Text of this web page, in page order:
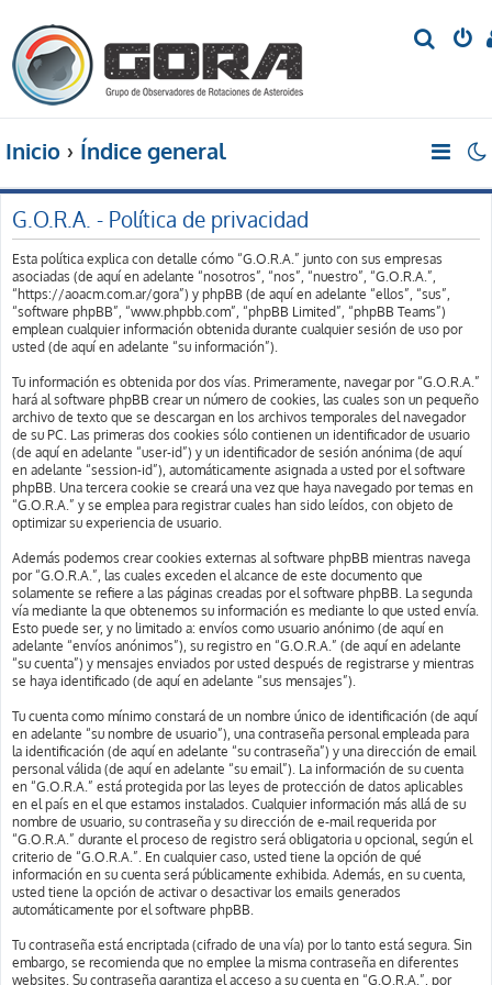
r
Inicio Índice general
G.O.R.A. - Política de privacidad
Esta política explica con detalle cómo “G.O.R.A.” junto con sus empresas
asociadas (de aquí en adelante “nosotros”, “nos”, “nuestro”, “G.O.R.A.”,
“https://aoacm.com.ar/gora”) y phpBB (de aquí en adelante “ellos”, “sus”,
“software phpBB”, “www.phpbb.com”, “phpBB Limited”, “phpBB Teams”)
emplean cualquier información obtenida durante cualquier sesión de uso por
usted (de aquí en adelante “su información”).
Tu información es obtenida por dos vías. Primeramente, navegar por “G.O.R.A.”
hará al software phpBB crear un número de cookies, las cuales son un pequeño
archivo de texto que se descargan en los archivos temporales del navegador
de su PC. Las primeras dos cookies sólo contienen un identificador de usuario
(de aquí en adelante “user-id”) y un identificador de sesión anónima (de aquí
en adelante “session-id”), automáticamente asignada a usted por el software
phpBB. Una tercera cookie se creará una vez que haya navegado por temas en
“G.O.R.A.” y se emplea para registrar cuales han sido leídos, con objeto de
optimizar su experiencia de usuario.
Además podemos crear cookies externas al software phpBB mientras navega
por “G.O.R.A.”, las cuales exceden el alcance de este documento que
solamente se refiere a las páginas creadas por el software phpBB. La segunda
vía mediante la que obtenemos su información es mediante lo que usted envía.
Esto puede ser, y no limitado a: envíos como usuario anónimo (de aquí en
adelante “envíos anónimos”), su registro en “G.O.R.A.” (de aquí en adelante
“su cuenta”) y mensajes enviados por usted después de registrarse y mientras
se haya identificado (de aquí en adelante “sus mensajes”).
Tu cuenta como mínimo constará de un nombre único de identificación (de aquí
en adelante “su nombre de usuario”), una contraseña personal empleada para
la identificación (de aquí en adelante “su contraseña”) y una dirección de email
personal válida (de aquí en adelante “su email”). La información de su cuenta
en “G.O.R.A.” está protegida por las leyes de protección de datos aplicables
en el país en el que estamos instalados. Cualquier información más allá de su
nombre de usuario, su contraseña y su dirección de e-mail requerida por
“G.O.R.A.” durante el proceso de registro será obligatoria u opcional, según el
criterio de “G.O.R.A.”. En cualquier caso, usted tiene la opción de qué
información en su cuenta será públicamente exhibida. Además, en su cuenta,
usted tiene la opción de activar o desactivar los emails generados
automáticamente por el software phpBB.
Tu contraseña está encriptada (cifrado de una vía) por lo tanto está segura. Sin
embargo, se recomienda que no emplee la misma contraseña en diferentes
websites. Su contraseña garantiza el acceso a su cuenta en “G.O.R.A.”, por